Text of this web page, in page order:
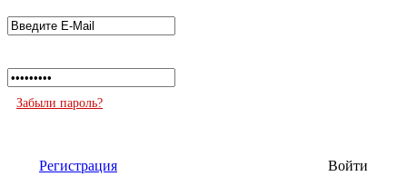
Забыли пароль?
Регистрация Войти